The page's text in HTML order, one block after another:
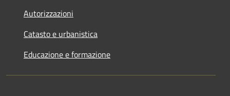
Autorizzazioni
Catasto e urbanistica
Educazione e formazione